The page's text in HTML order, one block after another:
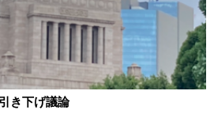
き下げ議論